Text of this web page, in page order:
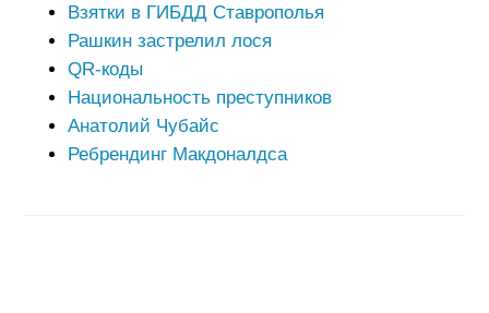
Взятки в ГИБДД Ставрополья
Рашкин застрелил лося
QR-коды
Национальность преступников
Анатолий Чубайс
Ребрендинг Макдоналдса